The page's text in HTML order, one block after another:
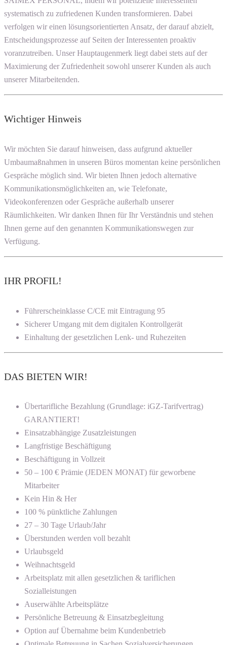
systematisch zu zufriedenen Kunden transformieren. Dabei
verfolgen wir einen lösungsorientierten Ansatz, der darauf abzielt,
Entscheidungsprozesse auf Seiten der Interessenten proaktiv
voranzutreiben. Unser Hauptaugenmerk liegt dabei stets auf der
Maximierung der Zufriedenheit sowohl unserer Kunden als auch
unserer Mitarbeitenden.
Wichtiger Hinweis
Wir möchten Sie darauf hinweisen, dass aufgrund aktueller
Umbaumaßnahmen in unseren Büros momentan keine persönlichen
Gespräche möglich sind. Wir bieten Ihnen jedoch alternative
Kommunikationsmöglichkeiten an, wie Telefonate,
Videokonferenzen oder Gespräche außerhalb unserer
Räumlichkeiten. Wir danken Ihnen für Ihr Verständnis und stehen
Ihnen gerne auf den genannten Kommunikationswegen zur
Verfügung.
IHR PROFIL!
Führerscheinklasse C/CE mit Eintragung 95
Sicherer Umgang mit dem digitalen Kontrollgerät
Einhaltung der gesetzlichen Lenk- und Ruhezeiten
DAS BIETEN WIR!
Übertarifliche Bezahlung (Grundlage: iGZ-Tarifvertrag)
GARANTIERT!
Einsatzabhängige Zusatzleistungen
Langfristige Beschäftigung
Beschäftigung in Vollzeit
50 – 100 € Prämie (JEDEN MONAT) für geworbene
Mitarbeiter
Kein Hin & Her
100 % pünktliche Zahlungen
27 – 30 Tage Urlaub/Jahr
Überstunden werden voll bezahlt
Urlaubsgeld
Weihnachtsgeld
Arbeitsplatz mit allen gesetzlichen & tariflichen
Sozialleistungen
Auserwählte Arbeitsplätze
Persönliche Betreuung & Einsatzbegleitung
Option auf Übernahme beim Kundenbetrieb